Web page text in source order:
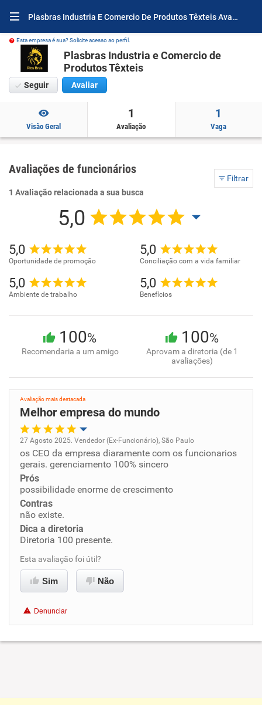
Plasbras Industria E Comercio De Produtos Têxteis Avaliações e Opiniões
Esta empresa é sua? Solicite acesso ao perfil.
Plasbras Industria e Comercio de
Produtos Têxteis
Seguir Avaliar
Visão Geral
1
Avaliação
1
Vaga
Avaliações de funcionários
Filtrar
1 Avaliação relacionada a sua busca
5,0
5,0
Oportunidade de promoção
5,0
Conciliação com a vida familiar
5,0
Ambiente de trabalho
5,0
Benefícios
100%
Recomendaria a um amigo
100%
Aprovam a diretoria (de 1
avaliações)
Avaliação mais destacada
Melhor empresa do mundo
Oportunidade de promoção
Ambiente de trabalho
Conciliação com a vida familiar
Benefícios
Recomenda esta empresa
Recomenda a diretoria
27 Agosto 2025. Vendedor (Ex-Funcionário), São Paulo
os CEO da empresa diaramente com os funcionarios
gerais. gerenciamento 100% sincero
Prós
possibilidade enorme de crescimento
Contras
não existe.
Dica a diretoria
Diretoria 100 presente.
Esta avaliação foi útil?
Sim Não
Denunciar